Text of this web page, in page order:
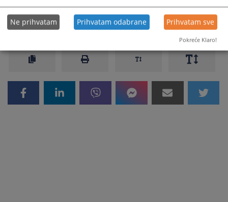
980PREGLEDA
Ne prihvatam Prihvatam odabrane Prihvatam sve
Pokreće Klaro!